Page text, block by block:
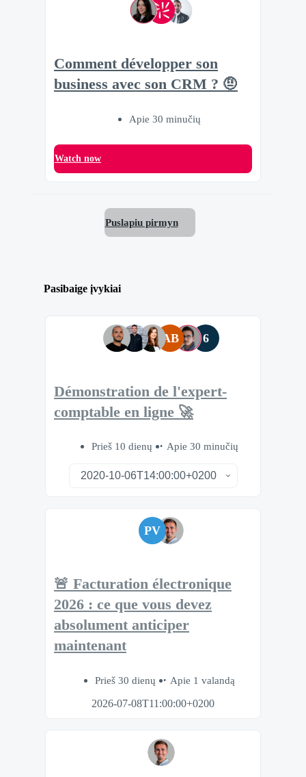
Comment développer son
business avec son CRM ? 🤨
Apie 30 minučių
Watch now
Puslapiu pirmyn
Pasibaige įvykiai
AB 6
Démonstration de l'expert-
comptable en ligne 🚀
Prieš 10 dienų Apie 30 minučių
PV
🚨 Facturation électronique
2026 : ce que vous devez
absolument anticiper
maintenant
Prieš 30 dienų
Apie 1 valandą
2026-07-08T11:00:00+0200